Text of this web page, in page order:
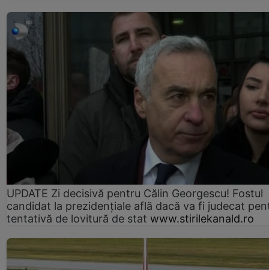
UPDATE Zi decisivă pentru Călin Georgescu! Fostul
candidat la prezidențiale află dacă va fi judecat
tentativă de lovitură de stat www.stirilekanald.ro